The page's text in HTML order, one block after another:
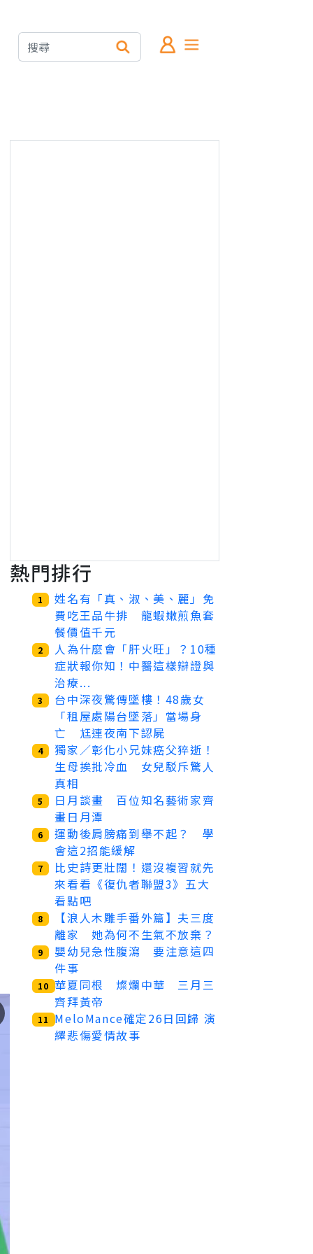
熱門排行
1
姓名有「真、淑、美、麗」免
費吃王品牛排 龍蝦嫩煎魚套
餐價值千元
2
人為什麼會「肝火旺」？10種
症狀報你知！中醫這樣辯證與
治療...
3
台中深夜驚傳墜樓！48歲女
「租屋處陽台墜落」當場身
亡 尪連夜南下認屍
4
獨家／彰化小兄妹癌父猝逝！
生母挨批冷血 女兒駁斥驚人
真相
5
日月談畫 百位知名藝術家齊
畫日月潭
6
運動後肩膀痛到舉不起？ 學
會這2招能緩解
7
比史詩更壯闊！還沒複習就先
來看看《復仇者聯盟3》五大
看點吧
8
【浪人木雕手番外篇】夫三度
離家 她為何不生氣不放棄？
9
嬰幼兒急性腹瀉 要注意這四
件事
10 華夏同根 燦爛中華 三月三
齊拜黃帝
11
MeloMance確定26日回歸 演
繹悲傷愛情故事